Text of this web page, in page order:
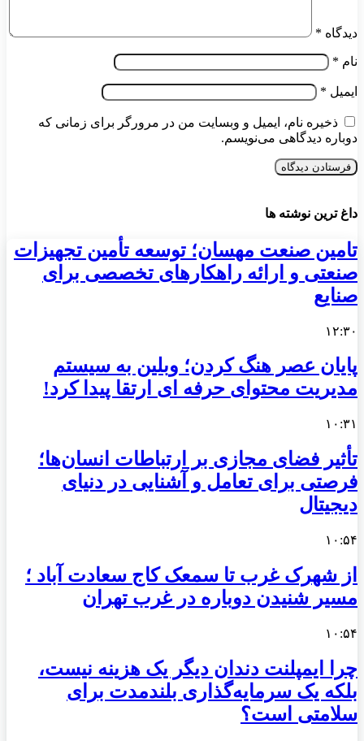
دیدگاه *
نام *
ایمیل *
ذخیره نام، ایمیل و وبسایت من در مرورگر برای زمانی که
دوباره دیدگاهی می‌نویسم.
داغ ترین نوشته ها
تامین صنعت مهسان؛ توسعه تأمین تجهیزات
صنعتی و ارائه راهکارهای تخصصی برای
صنایع
۱۲:۳۰
پایان عصر هنگ کردن؛ وبلین به سیستم
مدیریت محتوای حرفه ای ارتقا پیدا کرد!
۱۰:۳۱
تأثیر فضای مجازی بر ارتباطات انسان‌ها؛
فرصتی برای تعامل و آشنایی در دنیای
دیجیتال
۱۰:۵۴
از شهرک غرب تا سمعک کاج سعادت آباد ؛
مسیر شنیدن دوباره در غرب تهران
۱۰:۵۴
چرا ایمپلنت دندان دیگر یک هزینه نیست،
بلکه یک سرمایه‌گذاری بلندمدت برای
سلامتی است؟